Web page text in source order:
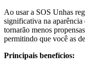
Ao usar a SOS Unhas
significativa na aparência
tornarão menos
permitindo que você as
Principais benefícios: